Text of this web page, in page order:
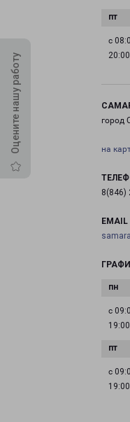
Оцените нашу работу
с
20:00
город
на
8(846)
EMAIL
с
19:00
с
19:00